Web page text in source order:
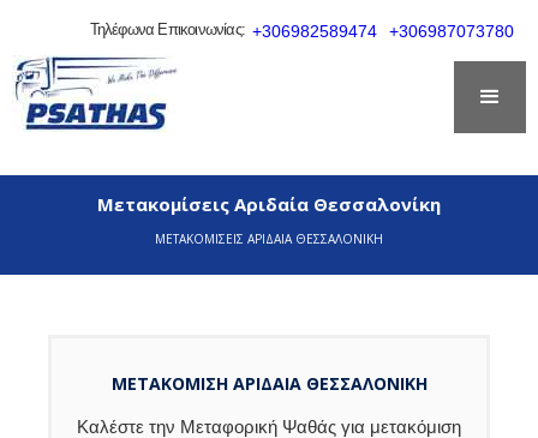
Τηλέφωνα Επικοινωνίας: +306982589474 +306987073780
Μετακομίσεις Αριδαία Θεσσαλονίκη
ΜΕΤΑΚΟΜΙΣΕΙΣ ΑΡΙΔΑΙΑ ΘΕΣΣΑΛΟΝΙΚΗ
ΜΕΤΑΚΟΜΙΣΗ ΑΡΙΔΑΊΑ ΘΕΣΣΑΛΟΝΊΚΗ
Καλέστε την Μεταφορική Ψαθάς για μετακόμιση